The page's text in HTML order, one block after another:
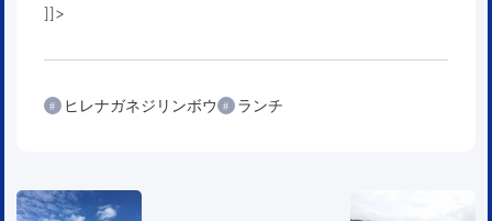
]]>
ヒレナガネジリンボウ ランチ